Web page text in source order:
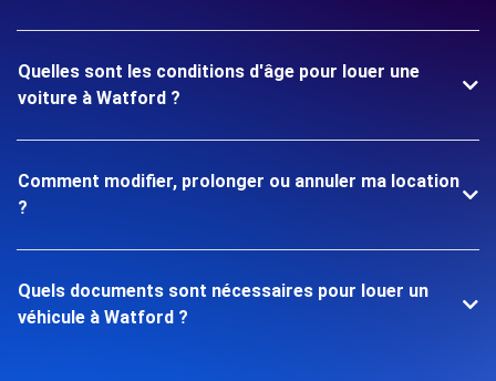
Quelles sont les conditions d'âge pour louer une
voiture à Watford ?
Comment modifier, prolonger ou annuler ma location
?
Quels documents sont nécessaires pour louer un
véhicule à Watford ?